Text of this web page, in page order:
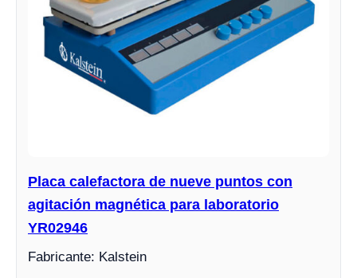
Placa calefactora de nueve puntos con
agitación magnética para laboratorio
YR02946
Fabricante: Kalstein